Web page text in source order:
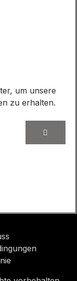
um unsere
zu erhalten.